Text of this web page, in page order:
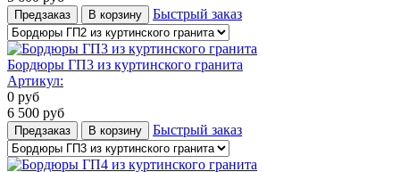
Предзаказ В корзину Быстрый заказ
Бордюры ГП3 из куртинского гранита
Артикул:
0 руб
6 500 руб
Предзаказ В корзину Быстрый заказ